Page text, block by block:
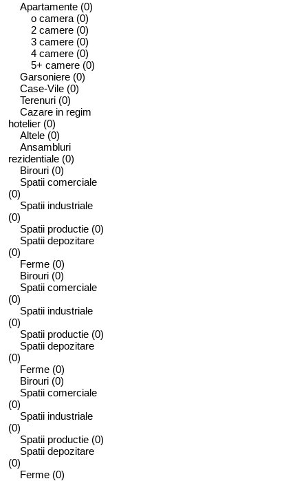
Apartamente (0)
o camera (0)
2 camere (0)
3 camere (0)
4 camere (0)
5+ camere (0)
Garsoniere (0)
Case-Vile (0)
Terenuri (0)
Cazare in regim
hotelier (0)
Altele (0)
Ansambluri
rezidentiale (0)
Birouri (0)
Spatii comerciale
(0)
Spatii industriale
(0)
Spatii productie (0)
Spatii depozitare
(0)
Ferme (0)
Birouri (0)
Spatii comerciale
(0)
Spatii industriale
(0)
Spatii productie (0)
Spatii depozitare
(0)
Ferme (0)
Birouri (0)
Spatii comerciale
(0)
Spatii industriale
(0)
Spatii productie (0)
Spatii depozitare
(0)
Ferme (0)